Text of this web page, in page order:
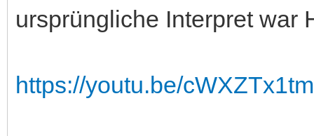
ursprüngliche Interpret war
https://youtu.be/